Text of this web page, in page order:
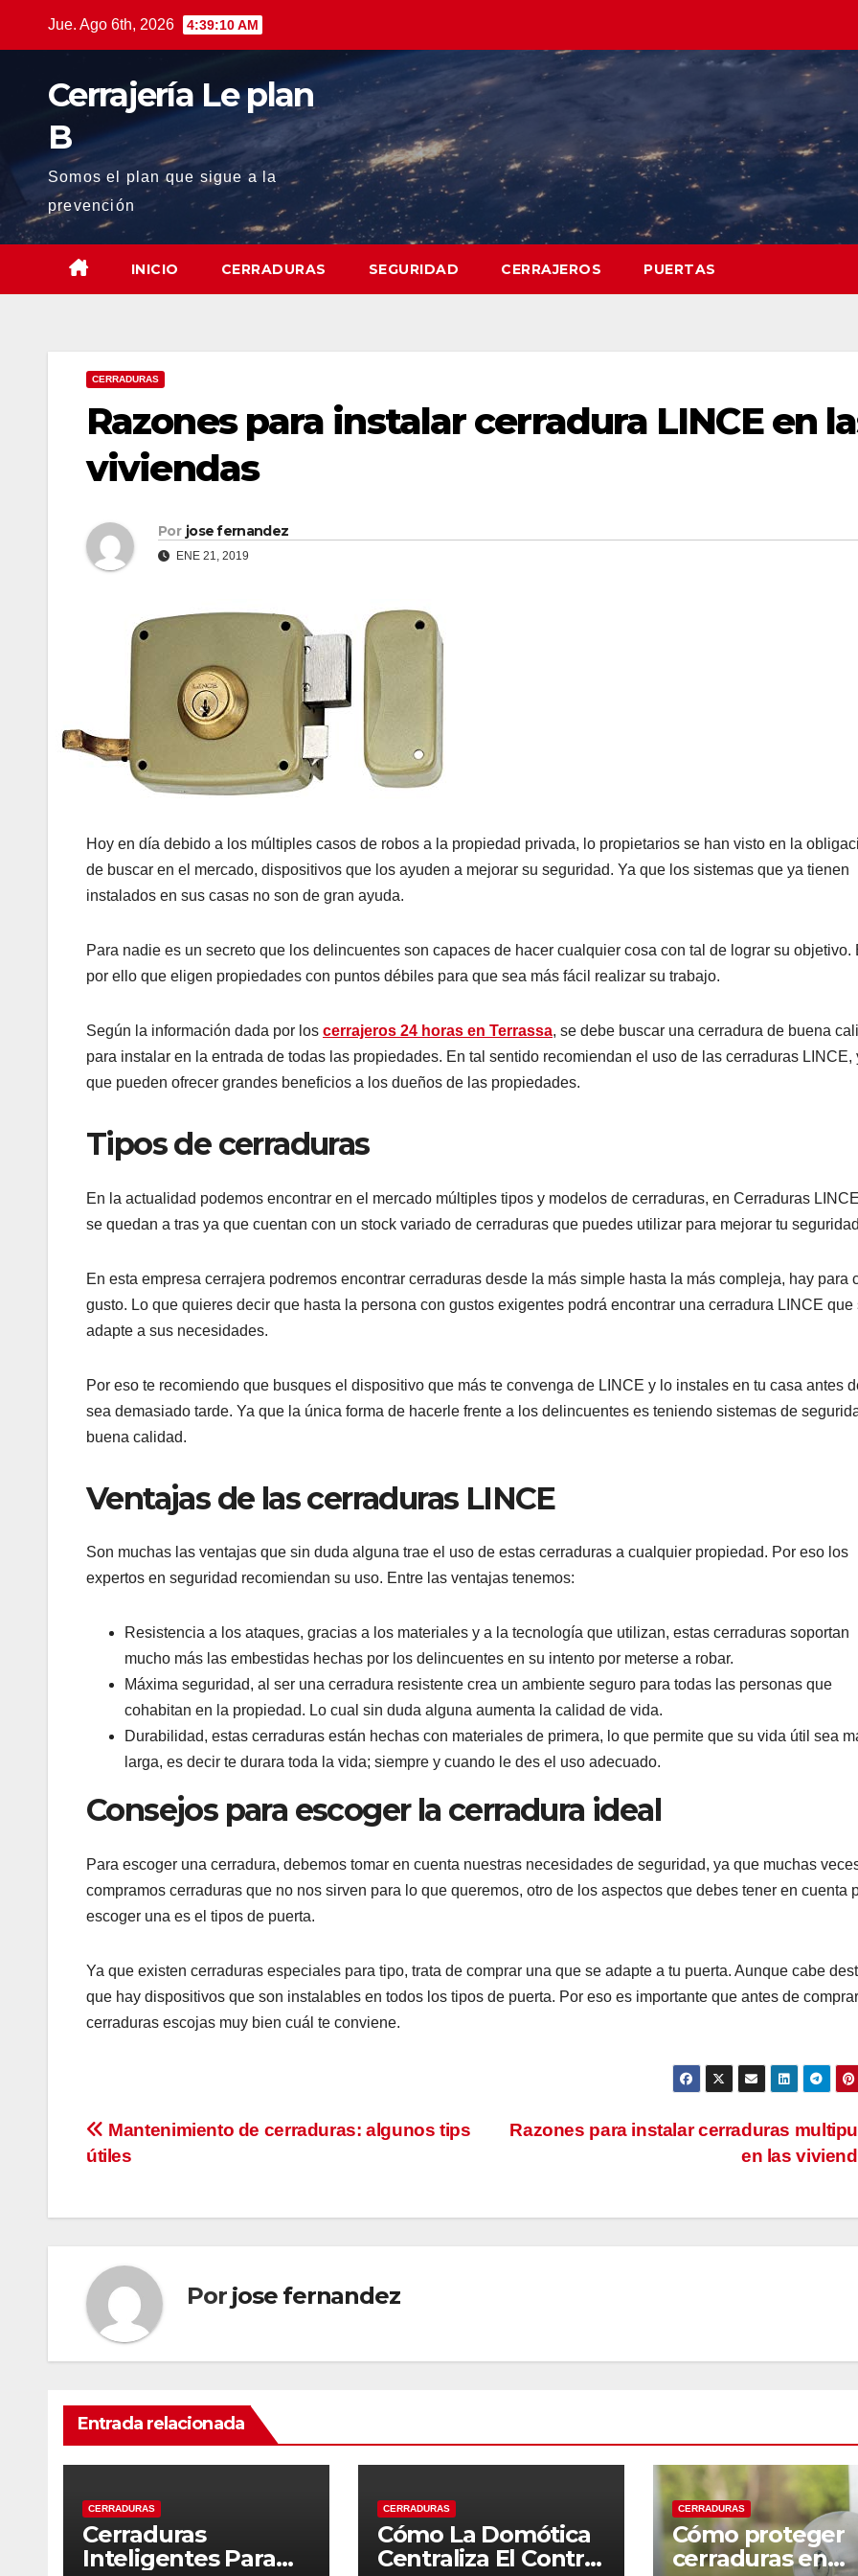
Jue. Ago 6th, 2026 4:39:11 AM
Cerrajería Le plan
B
Somos el plan que sigue a la
prevención
INICIO CERRADURAS SEGURIDAD CERRAJEROS PUERTAS
CERRADURAS
Razones para instalar cerradura LINCE en
viviendas
Por jose fernandez
ENE 21, 2019
Hoy en día debido a los múltiples casos de robos a la propiedad privada, lo propietarios se han visto en la
de buscar en el mercado, dispositivos que los ayuden a mejorar su seguridad. Ya que los sistemas que ya tienen
instalados en sus casas no son de gran ayuda.
Para nadie es un secreto que los delincuentes son capaces de hacer cualquier cosa con tal de lograr su objetivo.
por ello que eligen propiedades con puntos débiles para que sea más fácil realizar su trabajo.
Según la información dada por los cerrajeros 24 horas en Terrassa, se debe buscar una cerradura de buena
para instalar en la entrada de todas las propiedades. En tal sentido recomiendan el uso de las cerraduras LINCE,
que pueden ofrecer grandes beneficios a los dueños de las propiedades.
Tipos de cerraduras
En la actualidad podemos encontrar en el mercado múltiples tipos y modelos de cerraduras, en Cerraduras
se quedan a tras ya que cuentan con un stock variado de cerraduras que puedes utilizar para mejorar tu
En esta empresa cerrajera podremos encontrar cerraduras desde la más simple hasta la más compleja, hay para
gusto. Lo que quieres decir que hasta la persona con gustos exigentes podrá encontrar una cerradura LINCE que
adapte a sus necesidades.
Por eso te recomiendo que busques el dispositivo que más te convenga de LINCE y lo instales en tu casa antes
sea demasiado tarde. Ya que la única forma de hacerle frente a los delincuentes es teniendo sistemas de
buena calidad.
Ventajas de las cerraduras LINCE
Son muchas las ventajas que sin duda alguna trae el uso de estas cerraduras a cualquier propiedad. Por eso los
expertos en seguridad recomiendan su uso. Entre las ventajas tenemos:
Resistencia a los ataques, gracias a los materiales y a la tecnología que utilizan, estas cerraduras soportan
mucho más las embestidas hechas por los delincuentes en su intento por meterse a robar.
Máxima seguridad, al ser una cerradura resistente crea un ambiente seguro para todas las personas que
cohabitan en la propiedad. Lo cual sin duda alguna aumenta la calidad de vida.
Durabilidad, estas cerraduras están hechas con materiales de primera, lo que permite que su vida útil sea
larga, es decir te durara toda la vida; siempre y cuando le des el uso adecuado.
Consejos para escoger la cerradura ideal
Para escoger una cerradura, debemos tomar en cuenta nuestras necesidades de seguridad, ya que muchas
compramos cerraduras que no nos sirven para lo que queremos, otro de los aspectos que debes tener en cuenta
escoger una es el tipos de puerta.
Ya que existen cerraduras especiales para tipo, trata de comprar una que se adapte a tu puerta. Aunque cabe
que hay dispositivos que son instalables en todos los tipos de puerta. Por eso es importante que antes de
cerraduras escojas muy bien cuál te conviene.
Navegación
entradas
Razones para instalar cerraduras
en las
Mantenimiento de cerraduras: algunos tips
útiles
Por jose fernandez
Entrada relacionada
CERRADURAS
Cerraduras
Inteligentes Para
CERRADURAS
Cómo La Domótica
Centraliza El Control
CERRADURAS
Cómo proteger
cerraduras en